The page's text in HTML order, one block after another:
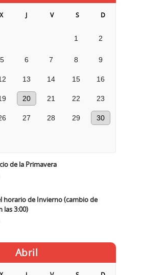
X J V S D
1 2
5 6 7 8 9
13 14 15 16
20 21 22 23
27 28 29 30
de la Primavera
horario de Invierno (cambio de
las 3:00)
Abril